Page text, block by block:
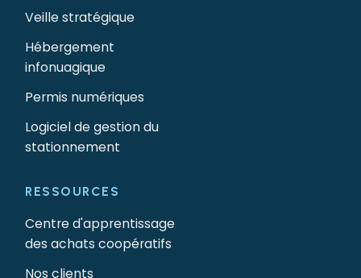
Veille stratégique
Hébergement
infonuagique
Permis numériques
Logiciel de gestion du
stationnement
RESSOURCES
Centre d'apprentissage
des achats coopératifs
Nos clients